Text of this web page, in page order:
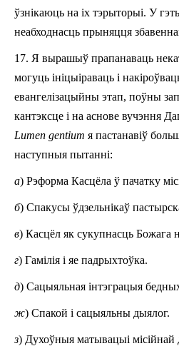
ўзнікаюць на іх тэрыторыі. У
неабходнасць прыняцця
17. Я вырашыў прапанаваць
могуць ініцыіраваць і
евангелізацыйны этап, поўны
кантэксце і на аснове вучэння
Lumen gentium я пастанавіў
наступныя пытанні:
a) Рэформа Касцёла ў пачатку
б) Спакусы ўдзельнікаў
в) Касцёл як сукупнасць Божага
г) Гамілія і яе падрыхтоўка.
д) Сацыяльная інтэграцыя
ж) Спакой і сацыяльны дыялог.
з) Духоўныя матывацыі місійнай